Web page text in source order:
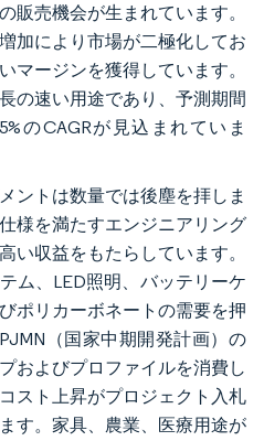
販売機会が生まれています。
加により市場が二極化してお
マージンを獲得しています。
の速い用途であり、予測期間
のCAGRが見込まれていま
ントは数量では後塵を拝しま
様を満たすエンジニアリング
い収益をもたらしています。
ム、LED照明、バッテリーケ
ポリカーボネートの需要を押
（国家中期開発計画）の
およびプロファイルを消費し
スト上昇がプロジェクト入札
す。家具、農業、医療用途が